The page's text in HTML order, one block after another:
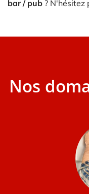
bar / pub ? N'hésitez
Nos